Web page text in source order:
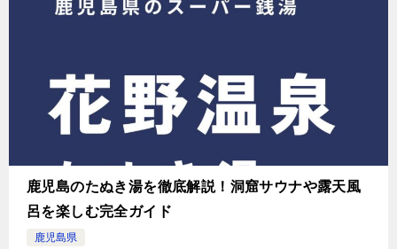
鹿児島のたぬき湯を徹底解説！洞窟サウナや露天風
呂を楽しむ完全ガイド
鹿児島県